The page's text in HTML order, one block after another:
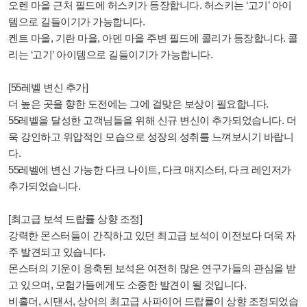
오렌 마을 근처 필드에 허스키가 등장합니다. 허스키는 ‘고기’ 아이
템으로 길들이기가 가능합니다.
켄트 마을, 기란 마을, 아덴 마을 주변 필드에 콜리가 등장합니다. 콜
리는 ‘고기’ 아이템으로 길들이기가 가능합니다.
[55레벨 변신 추가]
더 높은 곳을 향한 도전에는 그에 걸맞은 보상이 필요합니다.
55레벨을 달성한 고객님들을 위해 신규 변신이 추가되었습니다. 더
욱 강인하고 위압적인 모습으로 성장의 성취를 느껴보시기 바랍니
다.
55레벨에 변신 가능한 다크 나이트, 다크 매지스터, 다크 레인저가
추가되었습니다.
[최고급 보석 드랍률 상향 조정]
강력한 몬스터들이 간직하고 있던 최고급 보석이 이전보다 더욱 자
주 발견되고 있습니다.
몬스터의 기운이 응축된 보석은 여전히 많은 연구가들의 관심을 받
고 있으며, 모험가들에게도 소중한 발견이 될 것입니다.
비홀더, 시댄서, 상어의 최고급 사파이어 드랍률이 상향 조정되었습